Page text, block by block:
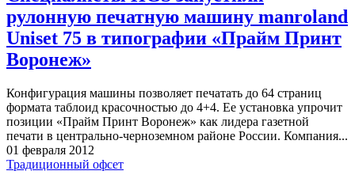
рулонную печатную машину manroland
Uniset 75 в типографии «Прайм Принт
Воронеж»
Конфигурация машины позволяет печатать до 64 страниц
формата таблоид красочностью до 4+4. Ее установка упрочит
позиции «Прайм Принт Воронеж» как лидера газетной
печати в центрально-черноземном районе России. Компания...
01 февраля 2012
Традиционный офсет